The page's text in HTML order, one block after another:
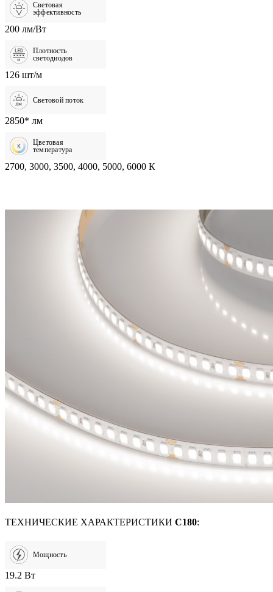
Световая
эффективность
200 лм/Вт
Плотность
светодиодов
126 шт/м
Световой поток
2850* лм
Цветовая
температура
2700, 3000, 3500, 4000, 5000, 6000 К
ТЕХНИЧЕСКИЕ ХАРАКТЕРИСТИКИ C180:
Мощность
19.2 Вт